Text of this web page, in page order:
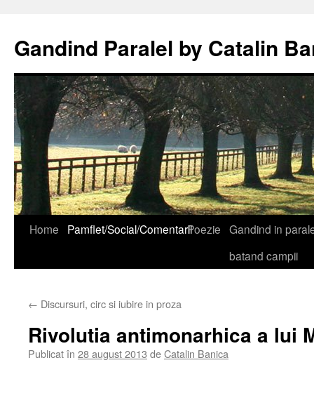
Gandind Paralel by Catalin
Sari
Home Pamflet/Social/ComentariiPoezie Gandind in
batand campii
← Discursuri, circ si iubire in proza
Rivolutia antimonarhica a lui
Publicat în 28 august 2013 deCatalin Banica